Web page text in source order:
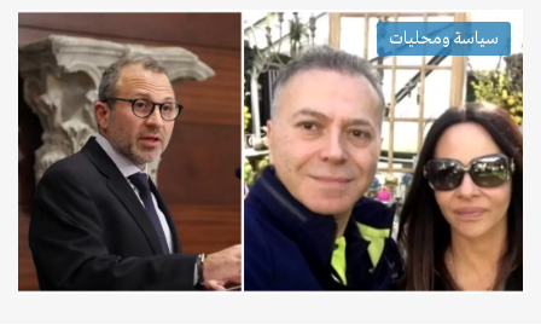
سياسة ومحليات